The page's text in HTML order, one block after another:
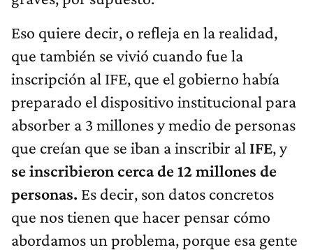
Eso quiere decir, o refleja en la realidad,
que también se vivió cuando fue la
inscripción al IFE, que el gobierno había
preparado el dispositivo institucional para
absorber a 3 millones y medio de personas
que creían que se iban a inscribir al IFE, y
se inscribieron cerca de 12 millones de
personas. Es decir, son datos concretos
que nos tienen que hacer pensar cómo
abordamos un problema, porque esa gente